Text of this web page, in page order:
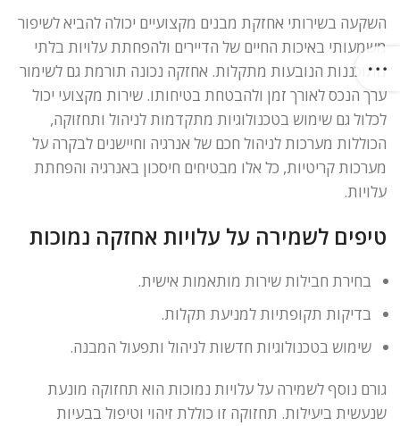
השקעה בשירותי אחזקת מבנים מקצועיים יכולה להביא לשיפור
משמעותי באיכות החיים של הדיירים ולהפחתת עלויות בלתי
מתוכננות הנובעות מתקלות. אחזקה נכונה תורמת גם לשימור
ערך הנכס לאורך זמן ולהבטחת בטיחותו. שירות מקצועי יכול
לכלול גם שימוש בטכנולוגיות מתקדמות לניהול ותחזוקה,
הכוללות מערכות לניהול חכם של אנרגיה וחיישנים לבקרה על
מערכות קריטיות, כל אלו מבטיחים חיסכון באנרגיה והפחתת
עלויות.
טיפים לשמירה על עלויות אחזקה נמוכות
בחירת חבילות שירות מותאמות אישית.
בדיקות תקופתיות למניעת תקלות.
שימוש בטכנולוגיות חדשות לניהול ותפעול המבנה.
גורם נוסף לשמירה על עלויות נמוכות הוא תחזוקה מונעת
שנעשית ביעילות. תחזוקה זו כוללת זיהוי וטיפול בבעיות